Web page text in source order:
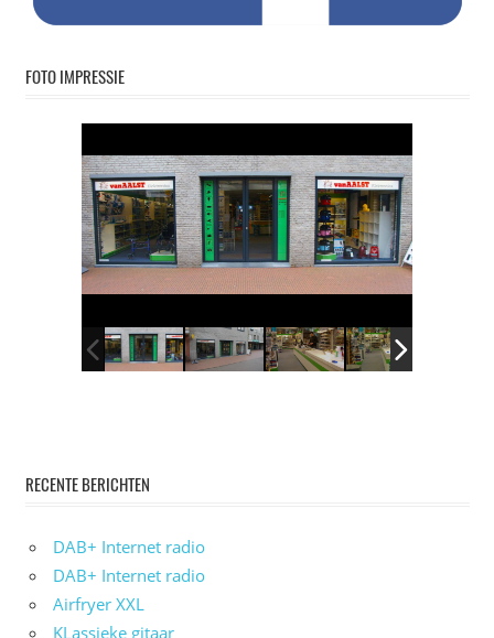
FOTO IMPRESSIE
RECENTE BERICHTEN
DAB+ Internet radio
DAB+ Internet radio
Airfryer XXL
KLassieke gitaar